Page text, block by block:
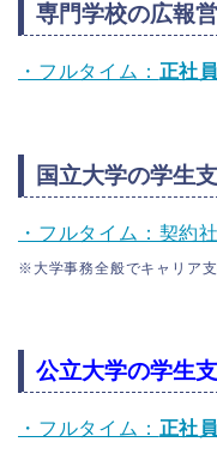
専門学校の広報
・フルタイム： 正社員
国立大学の学生
・フルタイム：契約
※大学事務全般でキャリア
公立大学の学生
・フルタイム： 正社員